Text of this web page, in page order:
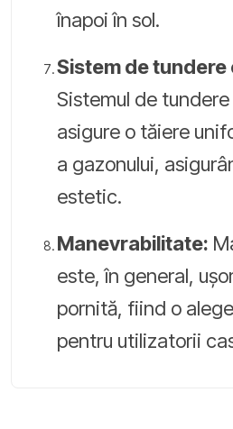
înapoi în sol.
Sistem de tundere
Sistemul de
asigure o tăiere
a gazonului,
estetic.
Manevrabilitate:
este, în general,
pornită, fiind o
pentru utilizatorii